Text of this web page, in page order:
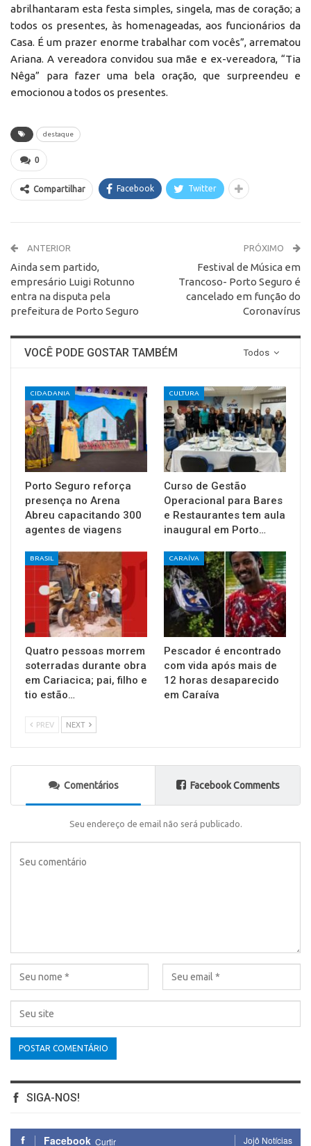
abrilhantaram esta festa simples, singela, mas de coração; a
todos os presentes, às homenageadas, aos funcionários da
Casa. É um prazer enorme trabalhar com vocês”, arrematou
Ariana. A vereadora convidou sua mãe e ex-vereadora, “Tia
Nêga” para fazer uma bela oração, que surpreendeu e
emocionou a todos os presentes.
destaque
0
Compartilhar Facebook Twitter
ANTERIOR
Ainda sem partido,
empresário Luigi Rotunno
entra na disputa pela
prefeitura de Porto Seguro
PRÓXIMO
Festival de Música em
Trancoso- Porto Seguro é
cancelado em função do
Coronavírus
Todos
VOCÊ PODE GOSTAR TAMBÉM
CIDADANIA
Porto Seguro reforça
presença no Arena
Abreu capacitando 300
agentes de viagens
CULTURA
Curso de Gestão
Operacional para Bares
e Restaurantes tem aula
inaugural em Porto…
BRASIL
Quatro pessoas morrem
soterradas durante obra
em Cariacica; pai, filho e
tio estão…
CARAÍVA
Pescador é encontrado
com vida após mais de
12 horas desaparecido
em Caraíva
PREV NEXT
Comentários Facebook Comments
Seu endereço de email não será publicado.
SIGA-NOS!
Facebook Curtir Jojô Notícias